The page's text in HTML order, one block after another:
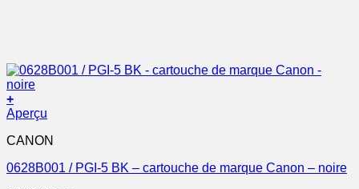
+
Aperçu
CANON
0628B001 / PGI-5 BK – cartouche de marque Canon – noire